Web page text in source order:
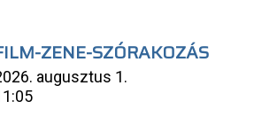
ZENE-SZÓRAKOZÁS
augusztus 1.